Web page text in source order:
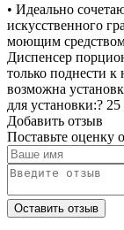
• Идеально
искусственного
моющим средством
Диспенсер
только поднести
возможна
для установки:?
Добавить отзыв
Поставьте оценку